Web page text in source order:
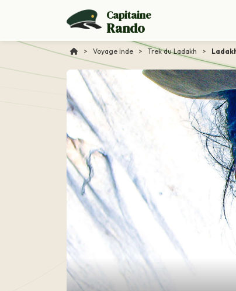
Capitaine
Rando
> Voyage Inde > Trek du Ladakh >